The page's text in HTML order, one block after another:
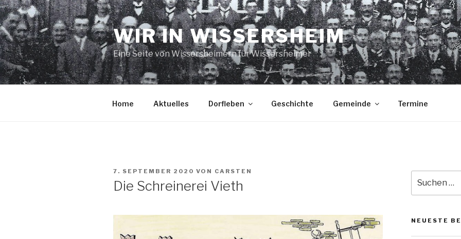
Zum
Inhalt
springen
WIR IN WISSERSHEIM
Eine Seite von Wissersheimern für Wissersheimer
Home Aktuelles Dorfleben Geschichte Gemeinde Termine
VERÖFFENTLICHT
7. SEPTEMBER 2020 VON CARSTEN
Die Schreinerei Vieth
nach:
NEUESTE